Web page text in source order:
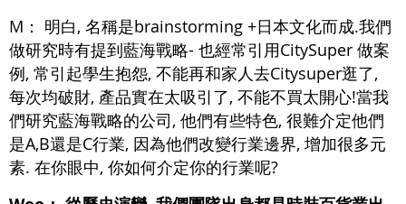
M： 明白, 名稱是brainstorming +日本文化而成.我們
做研究時有提到藍海戰略- 也經常引用CitySuper 做案
例, 常引起學生抱怨, 不能再和家人去Citysuper逛了,
每次均破財, 產品實在太吸引了, 不能不買太開心!當我
們研究藍海戰略的公司, 他們有些特色, 很難介定他們
是A,B還是C行業, 因為他們改變行業邊界, 增加很多元
素. 在你眼中, 你如何介定你的行業呢?